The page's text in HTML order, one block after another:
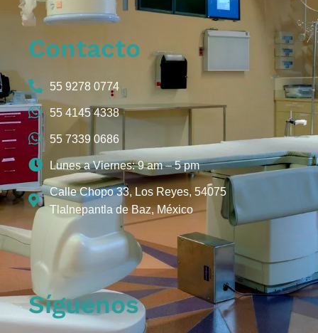
Contacto
55 9278 0774
55 4145 4338
55 7339 0686
Lunes a Viernes: 9 am – 5 pm
Calle Chopo 33, Los Reyes, 54075
Tlalnepantla de Baz, México
Síguenos